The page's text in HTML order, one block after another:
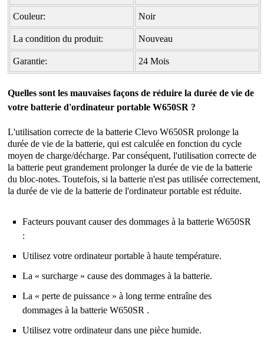
Couleur: Noir
La condition du produit: Nouveau
Garantie: 24 Mois
Quelles sont les mauvaises façons de réduire la durée de vie de
votre batterie d'ordinateur portable W650SR ?
L'utilisation correcte de labatterie Clevo W650SRprolonge la
durée de vie de la batterie, qui est calculée en fonction du cycle
moyen de charge/décharge. Par conséquent, l'utilisation correcte de
la batterie peut grandement prolonger la durée de vie de la batterie
du bloc-notes. Toutefois, si la batterie n'est pas utilisée correctement,
la durée de vie de la batterie de l'ordinateur portable est réduite.
Facteurs pouvant causer des dommages à la batterie W650SR
:
Utilisez votre ordinateur portable à haute température.
La « surcharge » cause des dommages à la batterie.
La « perte de puissance » à long terme entraîne des
dommages à la batterie W650SR .
Utilisez votre ordinateur dans une pièce humide.